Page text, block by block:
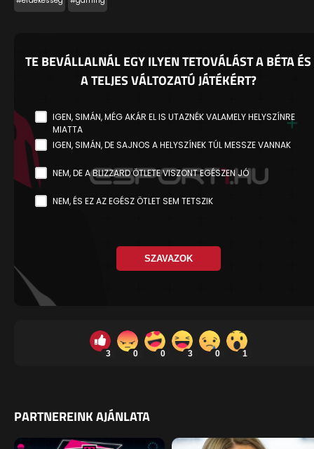
TE BEVÁLLALNÁL EGY ILYEN TETOVÁLÁST A BÉTA ÉS
A TELJES VÁLTOZATÚ JÁTÉKÉRT?
IGEN, SIMÁN, MÉG AKÁR EL IS UTAZNÉK VALAMELY HELYSZÍNRE
MIATTA
IGEN, SIMÁN, DE SAJNOS A HELYSZÍNEK TÚL MESSZE VANNAK
NEM, DE A BLIZZARD ÖTLETE VISZONT EGÉSZEN JÓ
NEM, ÉS EZ AZ EGÉSZ ÖTLET SEM TETSZIK
SZAVAZOK
3 0 0 3 0 1
PARTNEREINK AJÁNLATA